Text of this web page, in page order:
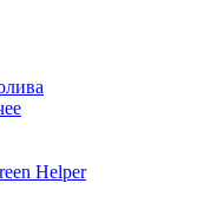
Helper